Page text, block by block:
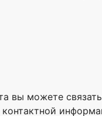
вы можете